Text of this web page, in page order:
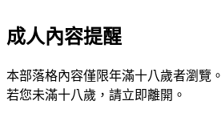
成人內容提醒
本部落格內容僅限年滿十八歲者瀏覽。
若您未滿十八歲，請立即離開。